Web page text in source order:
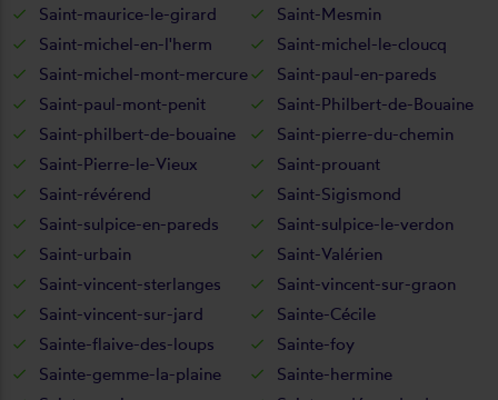
Saint-maurice-le-girard
Saint-Mesmin
Saint-michel-en-l'herm
Saint-michel-le-cloucq
Saint-michel-mont-mercure
Saint-paul-en-pareds
Saint-paul-mont-penit
Saint-Philbert-de-Bouaine
Saint-philbert-de-bouaine
Saint-pierre-du-chemin
Saint-Pierre-le-Vieux
Saint-prouant
Saint-révérend
Saint-Sigismond
Saint-sulpice-en-pareds
Saint-sulpice-le-verdon
Saint-urbain
Saint-Valérien
Saint-vincent-sterlanges
Saint-vincent-sur-graon
Saint-vincent-sur-jard
Sainte-Cécile
Sainte-flaive-des-loups
Sainte-foy
Sainte-gemme-la-plaine
Sainte-hermine